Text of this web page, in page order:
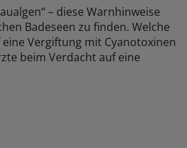
– diese Warnhinweise
Badeseen zu finden. Welche
Vergiftung mit Cyanotoxinen
beim Verdacht auf eine